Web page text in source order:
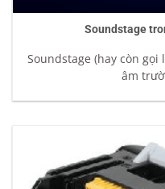
Soundstage
Soundstage (hay còn
âm